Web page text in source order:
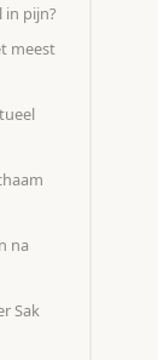
in pijn?
meest
na
Sak